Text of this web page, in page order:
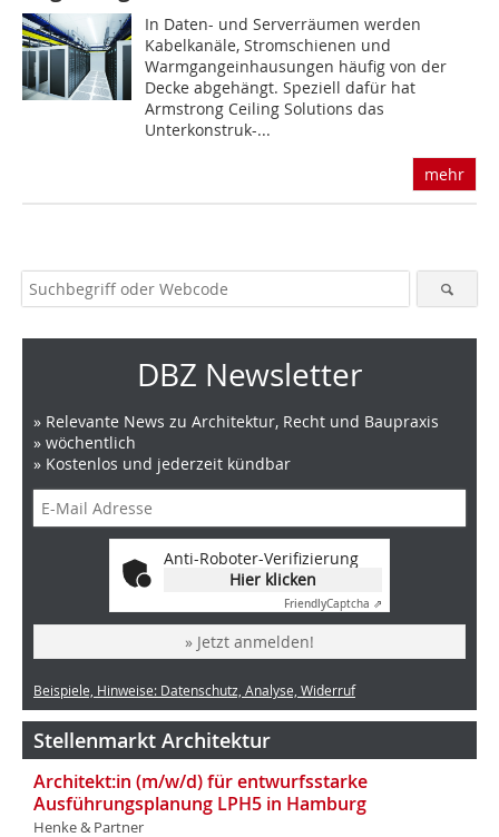
In Daten- und Serverräumen werden
Kabelkanäle, Stromschienen und
Warmgangeinhausungen häufig von der
Decke abgehängt. Speziell dafür hat
Armstrong Ceiling Solutions das
Unterkonstruk-...
mehr
DBZ Newsletter
» Relevante News zu Architektur, Recht und Baupraxis
» wöchentlich
» Kostenlos und jederzeit kündbar
Anti-Roboter-Verifizierung
Hier klicken
FriendlyCaptcha ⇗
» Jetzt anmelden!
Beispiele, Hinweise: Datenschutz, Analyse, Widerruf
Stellenmarkt Architektur
Architekt:in (m/w/d) für entwurfsstarke
Ausführungsplanung LPH5 in Hamburg
Henke & Partner